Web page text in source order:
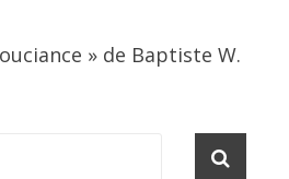
» de Baptiste W.